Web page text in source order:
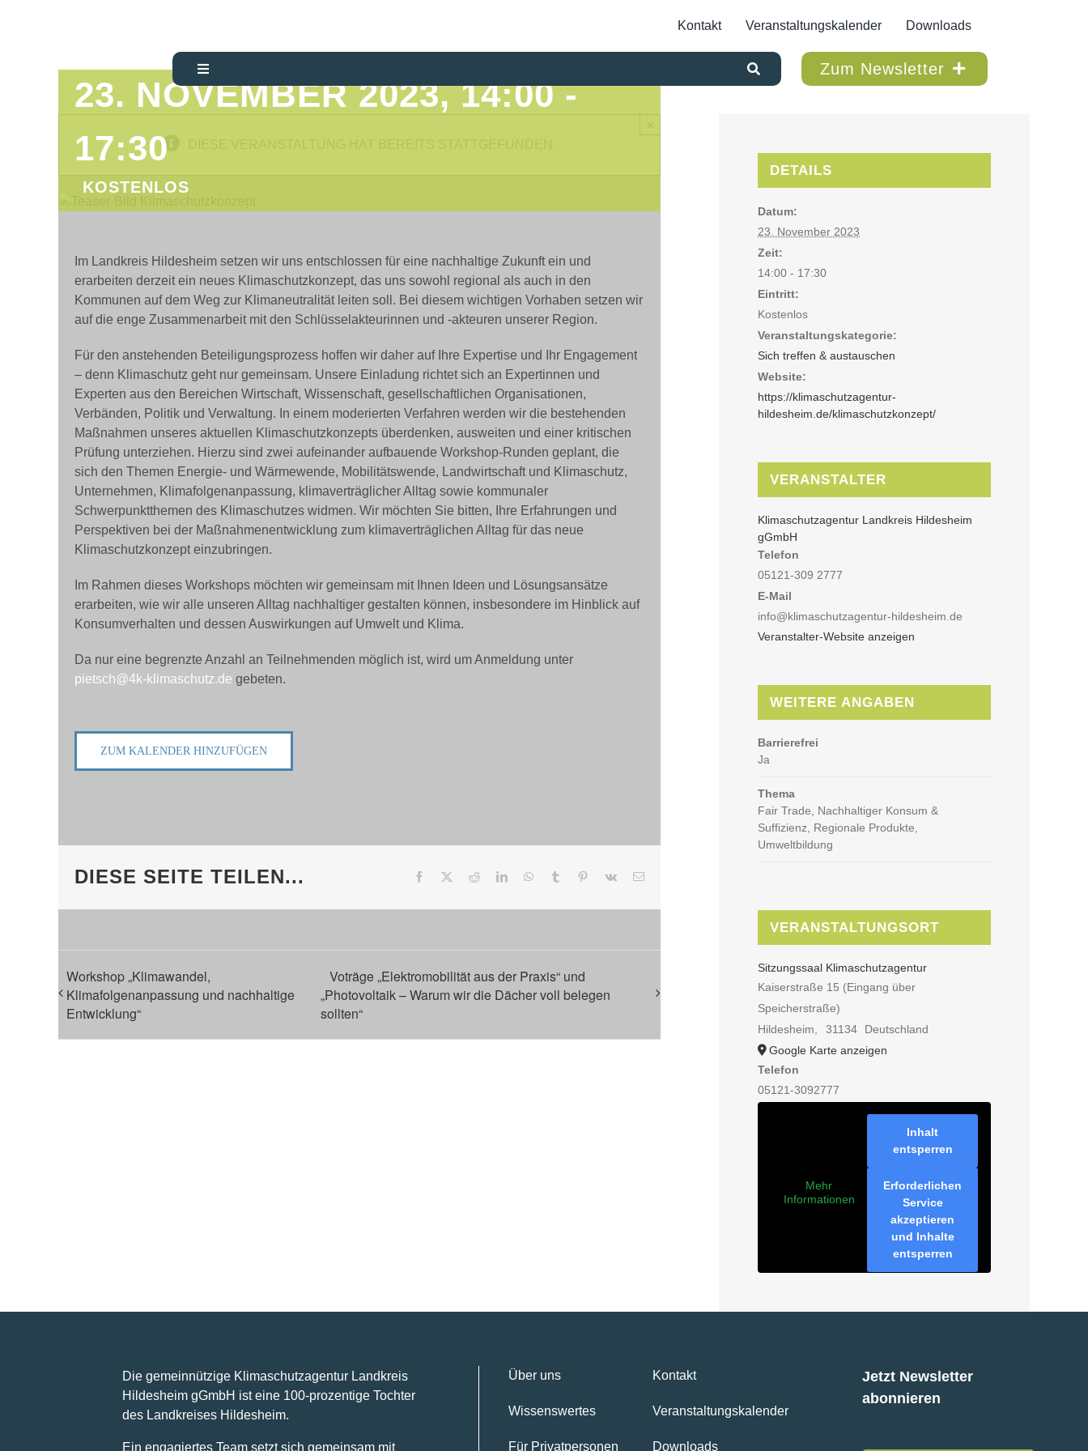
Kontakt Veranstaltungskalender Downloads
Toggle
Navigation
Start
FÜR UNTERNEHMEN
AKTUELLES &WISSENSWERTES
TERMINE
Suche
Zum Newsletter
ALLTAG“
23. NOVEMBER 2023, 14:00-
17:30
KOSTENLOS
Im Landkreis Hildesheim setzen wir uns entschlossen für eine nachhaltige Zukunft ein und
erarbeiten derzeit ein neues Klimaschutzkonzept, das uns sowohl regional als auch in den
Kommunen auf dem Weg zur Klimaneutralität leiten soll. Bei diesem wichtigen Vorhaben setzen wir
auf die enge Zusammenarbeit mit den Schlüsselakteurinnen und -akteuren unserer Region.
Für den anstehenden Beteiligungsprozess hoffen wir daher auf Ihre Expertise und Ihr Engagement
– denn Klimaschutz geht nur gemeinsam. Unsere Einladung richtet sich an Expertinnen und
Experten aus den Bereichen Wirtschaft, Wissenschaft, gesellschaftlichen Organisationen,
Verbänden, Politik und Verwaltung. In einem moderierten Verfahren werden wir die bestehenden
Maßnahmen unseres aktuellen Klimaschutzkonzepts überdenken, ausweiten und einer kritischen
Prüfung unterziehen. Hierzu sind zwei aufeinander aufbauende Workshop-Runden geplant, die
sich den Themen Energie- und Wärmewende, Mobilitätswende, Landwirtschaft und Klimaschutz,
Unternehmen, Klimafolgenanpassung, klimaverträglicher Alltag sowie kommunaler
Schwerpunktthemen des Klimaschutzes widmen. Wir möchten Sie bitten, Ihre Erfahrungen und
Perspektiven bei der Maßnahmenentwicklung zum klimaverträglichen Alltag für das neue
Klimaschutzkonzept einzubringen.
Im Rahmen dieses Workshops möchten wir gemeinsam mit Ihnen Ideen und Lösungsansätze
erarbeiten, wie wir alle unseren Alltag nachhaltiger gestalten können, insbesondere im Hinblick auf
Konsumverhalten und dessen Auswirkungen auf Umwelt und Klima.
Da nur eine begrenzte Anzahl an Teilnehmenden möglich ist, wird um Anmeldung unter
pietsch@4k-klimaschutz.de gebeten.
ZUM KALENDER HINZUFÜGEN
DIESE SEITE TEILEN... Facebook RedditLinkedInWhatsApp
Tumblr PinterestVk
Workshop „Klimawandel,
Klimafolgenanpassung und nachhaltige
Entwicklung“
Voträge „Elektromobilität aus der Praxis“ und
„Photovoltaik – Warum wir die Dächer voll belegen
sollten“
DETAILS
Datum:
23. November 2023
Zeit:
14:00 - 17:30
Eintritt:
Kostenlos
Veranstaltungskategorie:
Sich treffen & austauschen
Website:
https://klimaschutzagentur-
hildesheim.de/klimaschutzkonzept/
VERANSTALTER
Klimaschutzagentur Landkreis Hildesheim
gGmbH
Telefon
05121-309 2777
E-Mail
info@klimaschutzagentur-hildesheim.de
Veranstalter-Website anzeigen
WEITERE ANGABEN
Barrierefrei
Ja
Thema
Fair Trade, Nachhaltiger Konsum &
Suffizienz, Regionale Produkte,
Umweltbildung
VERANSTALTUNGSORT
Sitzungssaal Klimaschutzagentur
Kaiserstraße 15 (Eingang über
Speicherstraße)
Hildesheim
31134
Deutschland
Google Karte anzeigen
Telefon
05121-3092777
Mehr
Informationen
Inhalt
entsperren
Erforderlichen
Service
akzeptieren
und Inhalte
entsperren
Die gemeinnützige Klimaschutzagentur Landkreis
Hildesheim gGmbH ist eine 100-prozentige Tochter
des Landkreises Hildesheim.
Ein engagiertes Team setzt sich gemeinsam mit
Über uns
Wissenswertes
Für Privatpersonen
Kontakt
Veranstaltungskalender
Downloads
Jetzt Newsletter
abonnieren